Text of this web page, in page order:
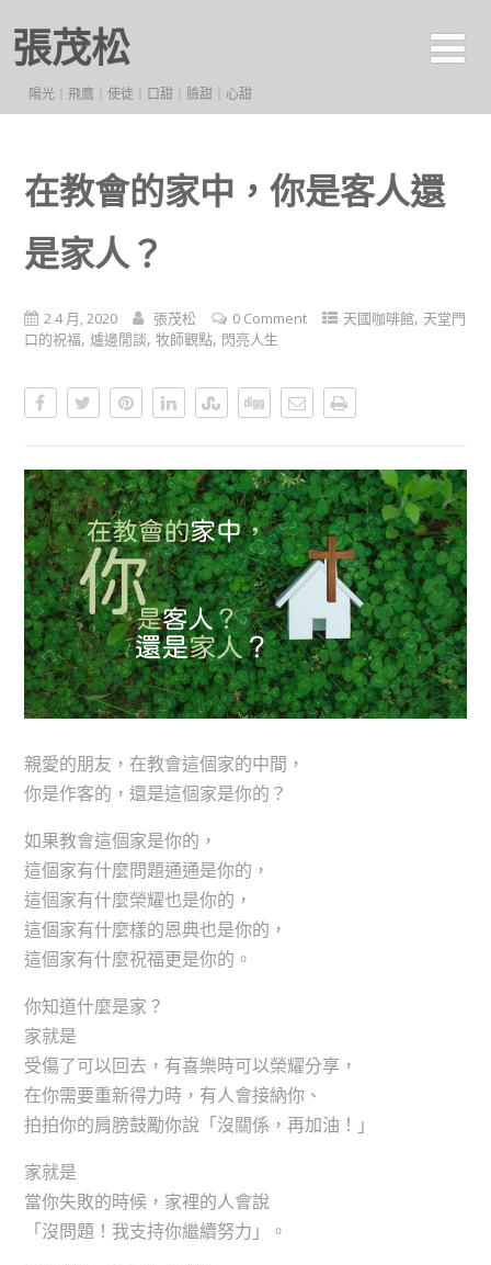
張茂松
陽光｜飛鷹｜使徒｜口甜｜臉甜｜心甜
在教會的家中，你是客人還
是家人？
2 4 月, 2020 張茂松 0 Comment 天國咖啡館, 天堂門
口的祝福, 爐邊閒談, 牧師觀點, 閃亮人生
親愛的朋友，在教會這個家的中間，
你是作客的，還是這個家是你的？
如果教會這個家是你的，
這個家有什麼問題通通是你的，
這個家有什麼榮耀也是你的，
這個家有什麼樣的恩典也是你的，
這個家有什麼祝福更是你的。
你知道什麼是家？
家就是
受傷了可以回去，有喜樂時可以榮耀分享，
在你需要重新得力時，有人會接納你、
拍拍你的肩膀鼓勵你說「沒關係，再加油！」
家就是
當你失敗的時候，家裡的人會說
「沒問題！我支持你繼續努力」。